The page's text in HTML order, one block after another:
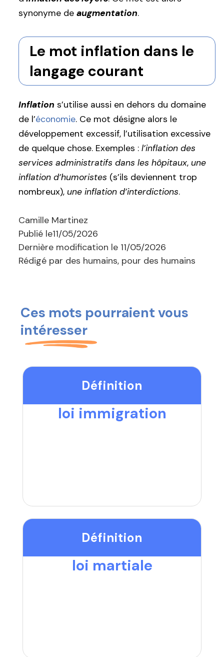
synonyme de augmentation.
Le mot inflation dans le
langage courant
Inflation s’utilise aussi en dehors du domaine
de l’économie. Ce mot désigne alors le
développement excessif, l’utilisation excessive
de quelque chose. Exemples : l’inflation des
services administratifs dans les hôpitaux, une
inflation d’humoristes (s’ils deviennent trop
nombreux), une inflation d’interdictions.
Camille Martinez
Publié le11/05/2026
Dernière modification le 11/05/2026
Rédigé par des humains, pour des humains
Ces mots pourraient vous
intéresser
Définition
loi immigration
Définition
loi martiale